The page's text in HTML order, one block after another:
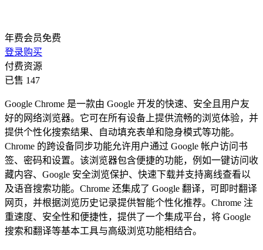
年费会员免费
登录购买
付费资源
已售 147
Google Chrome 是一款由 Google 开发的快速、安全且用户友
好的网络浏览器。它可在所有设备上提供流畅的浏览体验，并
提供个性化搜索结果、自动填充表单和隐身模式等功能。
Chrome 的跨设备同步功能允许用户通过 Google 帐户访问书
签、密码和设置。该浏览器包含便捷的功能，例如一键访问收
藏内容、Google 安全浏览保护、快速下载并支持离线查看以
及语音搜索功能。Chrome 还集成了 Google 翻译，可即时翻译
网页，并根据浏览历史记录提供智能个性化推荐。Chrome 注
重速度、安全性和便捷性，提供了一个集成平台，将 Google
搜索和翻译等基本工具与高级浏览功能相结合。